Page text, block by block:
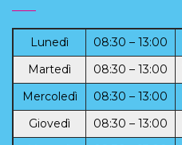
Lunedì 08:30 – 13:00
Martedì
08:30 – 13:00
Mercoledì
08:30 – 13:00
Giovedì
08:30 – 13:00